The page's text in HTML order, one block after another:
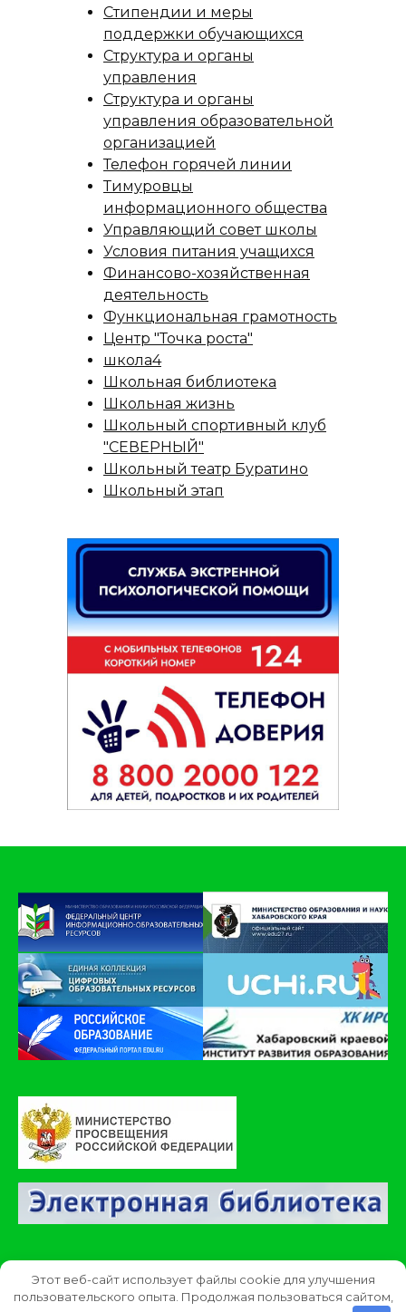
Стипендии и меры
поддержки обучающихся
Структура и органы
управления
Структура и органы
управления образовательной
организацией
Телефон горячей линии
Тимуровцы
информационного общества
Управляющий совет школы
Условия питания учащихся
Финансово-хозяйственная
деятельность
Функциональная грамотность
Центр "Точка роста"
школа4
Школьная библиотека
Школьная жизнь
Школьный спортивный клуб
"СЕВЕРНЫЙ"
Школьный театр Буратино
Школьный этап
© 2026 МКОУ ООШ с.Удское
Этот веб-сайт использует файлы cookie для улучшения
пользовательского опыта. Продолжая пользоваться сайтом,